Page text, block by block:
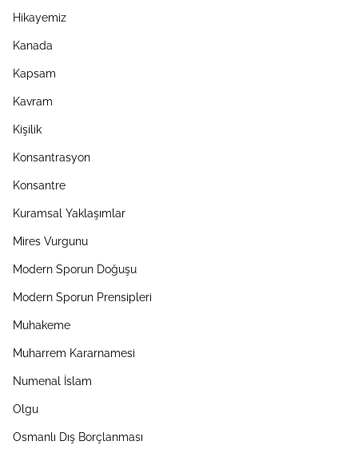
Hikayemiz
Kanada
Kapsam
Kavram
Kişilik
Konsantrasyon
Konsantre
Kuramsal Yaklaşımlar
Mires Vurgunu
Modern Sporun Doğuşu
Modern Sporun Prensipleri
Muhakeme
Muharrem Kararnamesi
Numenal İslam
Olgu
Osmanlı Dış Borçlanması